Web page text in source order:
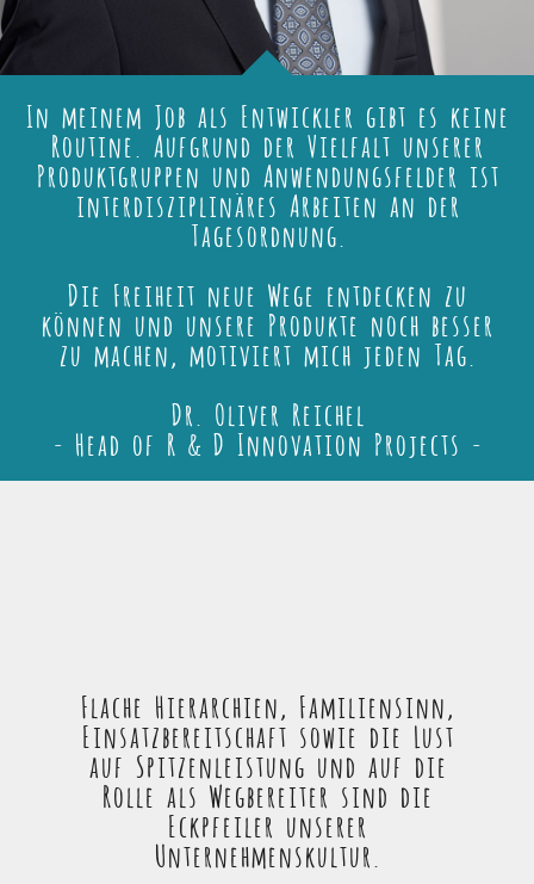
In meinem Job als Entwickler gibt es keine
Routine. Aufgrund der Vielfalt unserer
Produktgruppen und Anwendungsfelder ist
interdisziplinäres Arbeiten an der
Tagesordnung.
Die Freiheit neue Wege entdecken zu
können und unsere Produkte noch besser
zu machen, motiviert mich jeden Tag.
Dr. Oliver Reichel
- Head of R & D Innovation Projects -
Flache Hierarchien, Familiensinn,
Einsatzbereitschaft sowie die Lust
auf Spitzenleistung und auf die
Rolle als Wegbereiter sind die
Eckpfeiler unserer
Unternehmenskultur.